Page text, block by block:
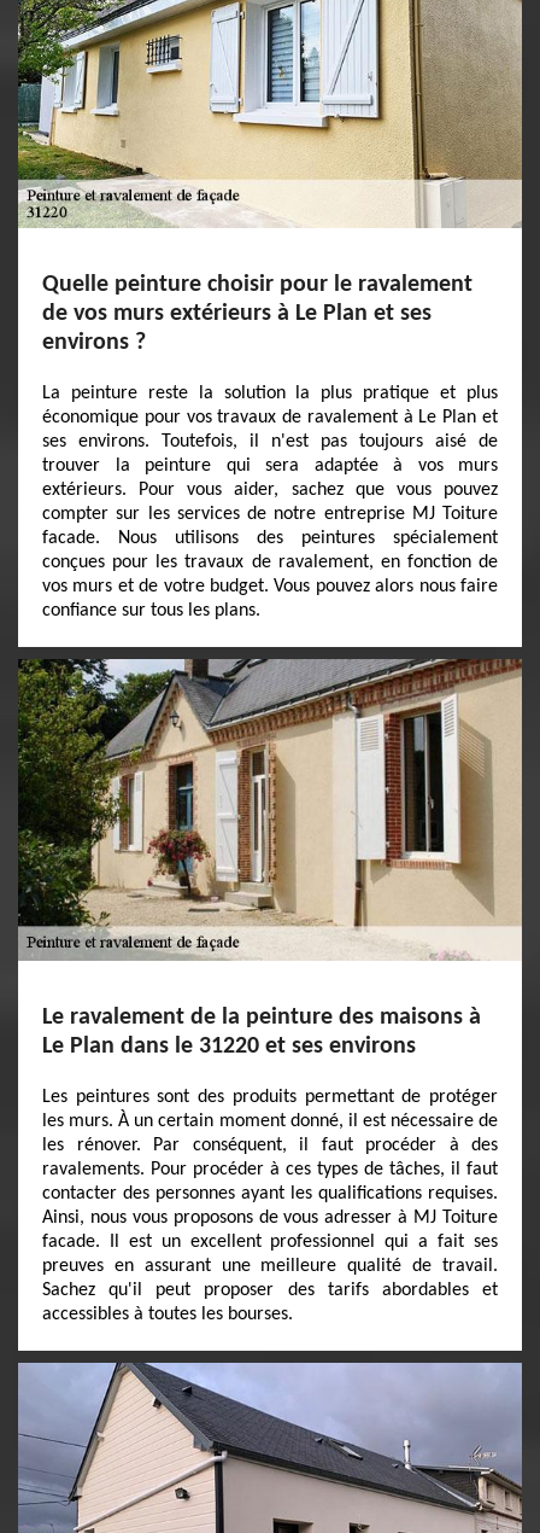
Quelle peinture choisir pour le ravalement
de vos murs extérieurs à Le Plan et ses
environs ?
La peinture reste la solution la plus pratique et plus
économique pour vos travaux de ravalement à Le Plan et
ses environs. Toutefois, il n'est pas toujours aisé de
trouver la peinture qui sera adaptée à vos murs
extérieurs. Pour vous aider, sachez que vous pouvez
compter sur les services de notre entreprise MJ Toiture
facade. Nous utilisons des peintures spécialement
conçues pour les travaux de ravalement, en fonction de
vos murs et de votre budget. Vous pouvez alors nous faire
confiance sur tous les plans.
Le ravalement de la peinture des maisons à
Le Plan dans le 31220 et ses environs
Les peintures sont des produits permettant de protéger
les murs. À un certain moment donné, il est nécessaire de
les rénover. Par conséquent, il faut procéder à des
ravalements. Pour procéder à ces types de tâches, il faut
contacter des personnes ayant les qualifications requises.
Ainsi, nous vous proposons de vous adresser à MJ Toiture
facade. Il est un excellent professionnel qui a fait ses
preuves en assurant une meilleure qualité de travail.
Sachez qu'il peut proposer des tarifs abordables et
accessibles à toutes les bourses.